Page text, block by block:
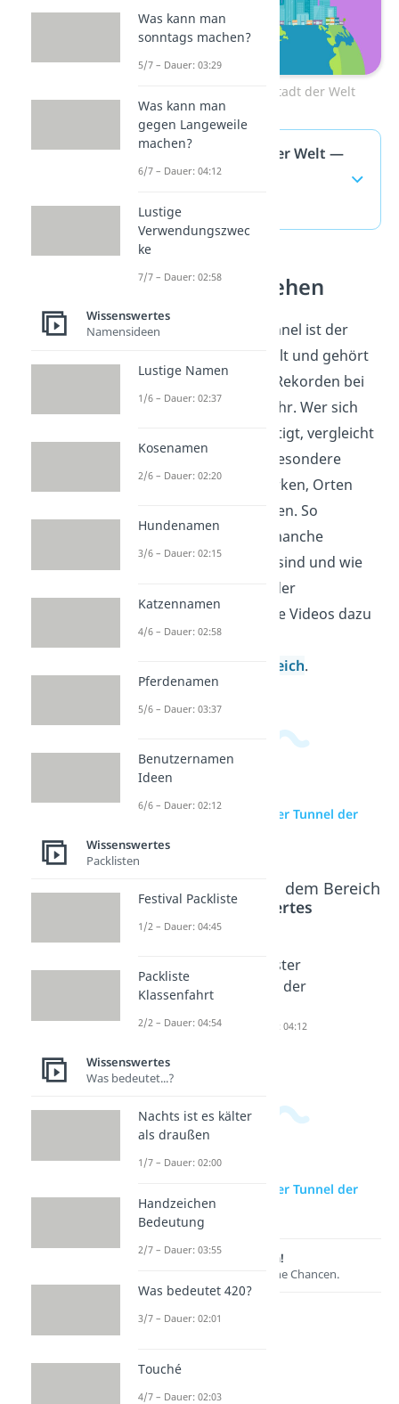
Zum Video: Größte Stadt der Welt
Längster Tunnel der Welt —
häufigste Fragen
(ausklappen)
Rekorde verstehen
Der Gotthard-Basistunnel ist der
längste Tunnel der Welt und gehört
zu den bekanntesten Rekorden bei
Bauwerken und Verkehr. Wer sich
mit Rekorden beschäftigt, vergleicht
Länder, Größen und besondere
Merkmale von Bauwerken, Orten
oder Naturphänomenen. So
erkennst du, warum manche
Rekorde weltbekannt sind und wie
sie sich klar voneinander
unterscheiden. Weitere Videos dazu
findest du in unserem
Allgemeinwissensbereich.
zur Videoseite: Längster Tunnel der
Beliebte Inhalte aus dem Bereich
Wissenswertes
Contain
der Welt
ter Zug
Dauer: 05:37
Tiefster
Pool der
Dauer: 04:12
zur Videoseite: Längster Tunnel der
Welt
Lernen lohnt sich!
Entdecke hier deine Chancen.
Was kann man
sonntags machen?
5/7 – Dauer: 03:29
Was kann man
gegen Langeweile
machen?
6/7 – Dauer: 04:12
Lustige
Verwendungszwec
ke
7/7 – Dauer: 02:58
Wissenswertes
Namensideen
Lustige Namen
1/6 – Dauer: 02:37
Kosenamen
2/6 – Dauer: 02:20
Hundenamen
3/6 – Dauer: 02:15
Katzennamen
4/6 – Dauer: 02:58
Pferdenamen
5/6 – Dauer: 03:37
Benutzernamen
Ideen
6/6 – Dauer: 02:12
Wissenswertes
Packlisten
Festival Packliste
1/2 – Dauer: 04:45
Packliste
Klassenfahrt
2/2 – Dauer: 04:54
Wissenswertes
Was bedeutet...?
Nachts ist es kälter
als draußen
1/7 – Dauer: 02:00
Handzeichen
Bedeutung
2/7 – Dauer: 03:55
Was bedeutet 420?
3/7 – Dauer: 02:01
Touché
4/7 – Dauer: 02:03